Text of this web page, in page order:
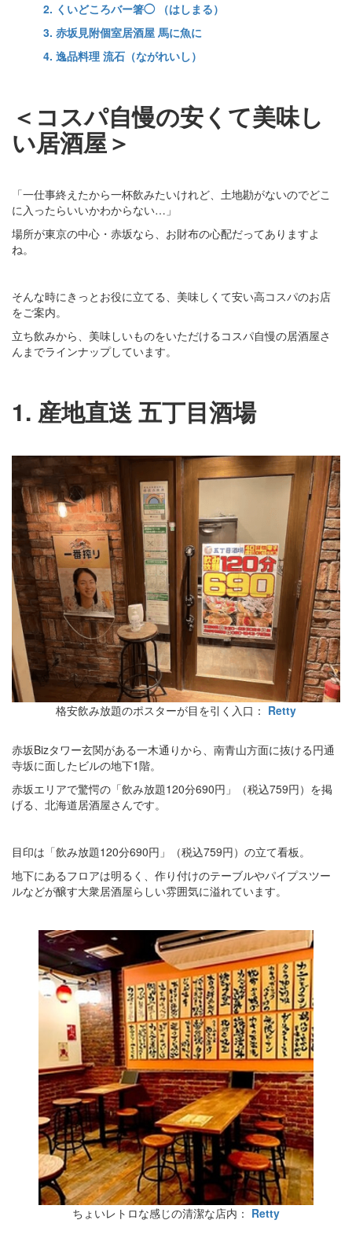
2. くいどころバー箸◯ （はしまる）
3. 赤坂見附個室居酒屋 馬に魚に
4. 逸品料理 流石（ながれいし）
＜コスパ自慢の安くて美味し
い居酒屋＞
「一仕事終えたから一杯飲みたいけれど、土地勘がないのでどこ
に入ったらいいかわからない…」
場所が東京の中心・赤坂なら、お財布の心配だってありますよ
ね。
そんな時にきっとお役に立てる、美味しくて安い高コスパのお店
をご案内。
立ち飲みから、美味しいものをいただけるコスパ自慢の居酒屋さ
んまでラインナップしています。
1. 産地直送 五丁目酒場
格安飲み放題のポスターが目を引く入口： Retty
赤坂Bizタワー玄関がある一木通りから、南青山方面に抜ける円通
寺坂に面したビルの地下1階。
赤坂エリアで驚愕の「飲み放題120分690円」（税込759円）を掲
げる、北海道居酒屋さんです。
目印は「飲み放題120分690円」（税込759円）の立て看板。
地下にあるフロアは明るく、作り付けのテーブルやパイプスツー
ルなどが醸す大衆居酒屋らしい雰囲気に溢れています。
ちょいレトロな感じの清潔な店内： Retty